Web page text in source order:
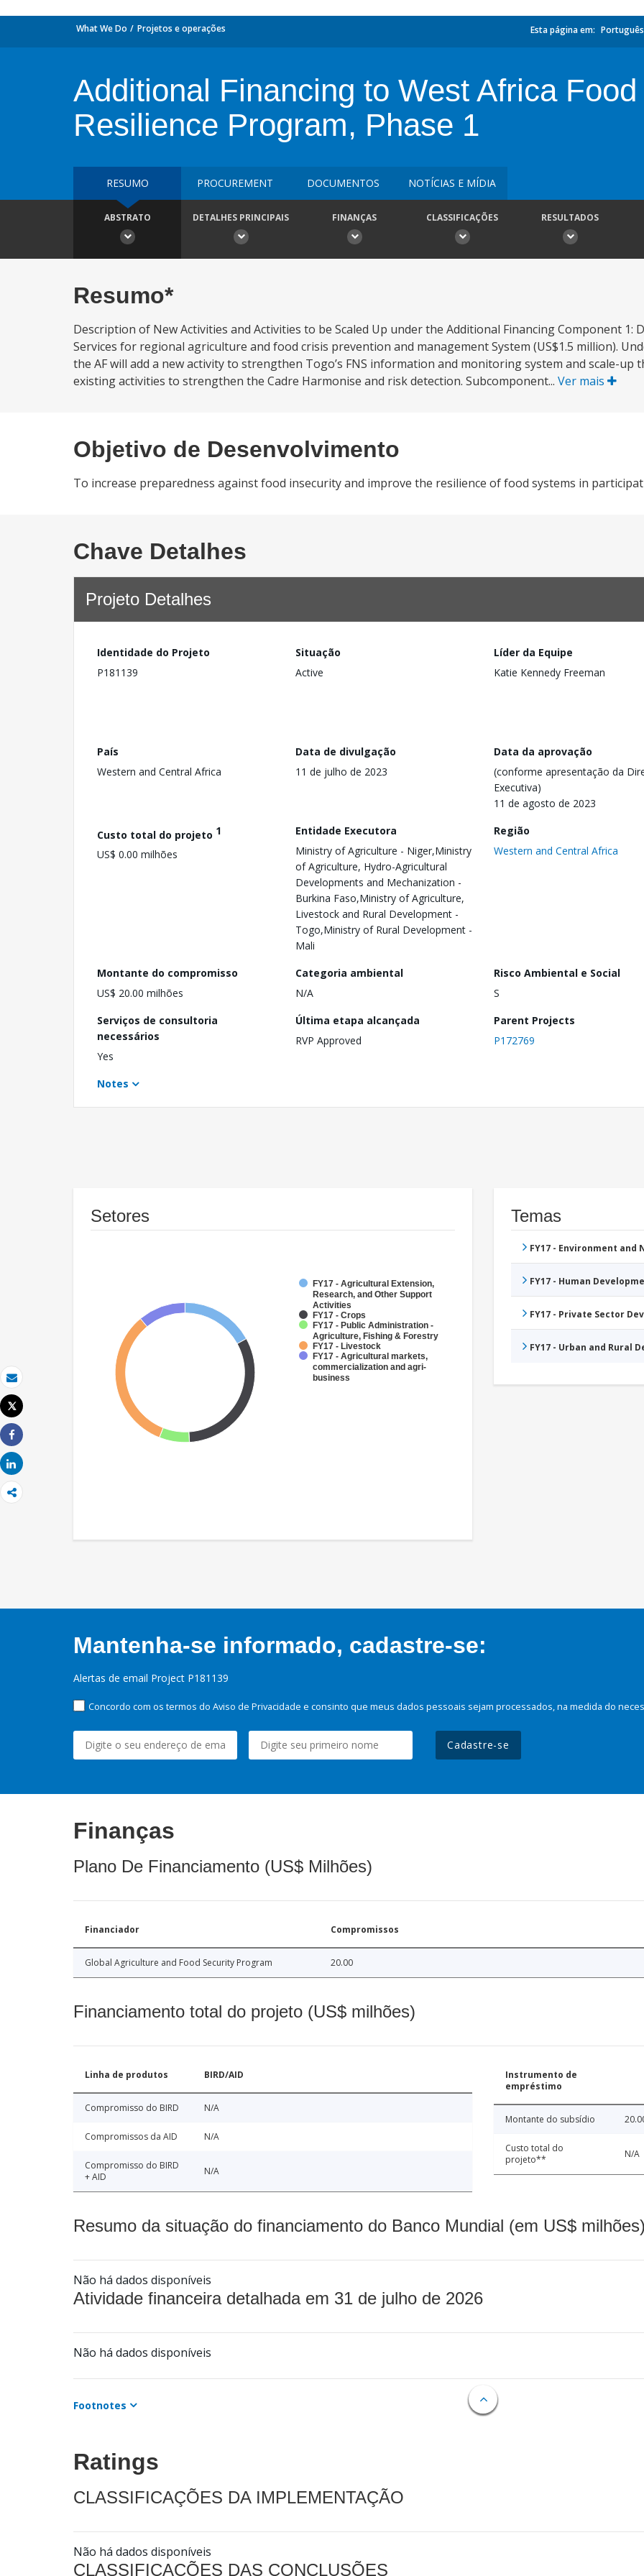
Email
Imprimir
Tweet
Share
Share
What We Do Projetos e operações Esta página em: Português
Additional Financing to West Africa
Resilience Program, Phase 1
RESUMO PROCUREMENT DOCUMENTOS NOTÍCIAS E MÍDIA
ABSTRATO DETALHES PRINCIPAIS FINANÇAS CLASSIFICAÇÕES RESULTADOS
Resumo*
Description of New Activities and Activities to be Scaled Up under the Additional Financing Component 1:
Services for regional agriculture and food crisis prevention and management System (US$1.5 million).
the AF will add a new activity to strengthen Togo’s FNS information and monitoring system and scale-up
existing activities to strengthen the Cadre Harmonise and risk detection. Subcomponent... Ver mais
Objetivo de Desenvolvimento
To increase preparedness against food insecurity and improve the resilience of food systems in
Chave Detalhes
Projeto Detalhes
Identidade do Projeto
P181139
Situação
Active
Líder da Equipe
Katie Kennedy Freeman
País
Western and Central Africa
Data de divulgação
11 de julho de 2023
Data da aprovação
(conforme apresentação da
Executiva)
11 de agosto de 2023
Custo total do projeto 1
US$ 0.00 milhões
Entidade Executora
Ministry of Agriculture - Niger,Ministry
of Agriculture, Hydro-Agricultural
Developments and Mechanization -
Burkina Faso,Ministry of Agriculture,
Livestock and Rural Development -
Togo,Ministry of Rural Development -
Mali
Região
Western and Central Africa
Montante do compromisso
US$ 20.00 milhões
Categoria ambiental
N/A
Risco Ambiental e Social
S
Serviços de consultoria
necessários
Yes
Última etapa alcançada
RVP Approved
Parent Projects
P172769
Notes
Setores
FY17 - Agricultural Extension,
Research, and Other Support
Activities
FY17 - Crops
FY17 - Public Administration -
Agriculture, Fishing & Forestry
FY17 - Livestock
FY17 - Agricultural markets,
commercialization and agri-
business
Temas
FY17 - Environment
FY17 - Human
FY17 - Private Sector
FY17 - Urban and Rural
Mantenha-se informado, cadastre-se:
Alertas de email Project P181139
Concordo com os termos do Aviso de Privacidade e consinto que meus dados pessoais sejam processados, na medida do
Cadastre-se
Finanças
Plano De Financiamento (US$ Milhões)
Financiador Compromissos
Global Agriculture and Food Security Program 20.00
Financiamento total do projeto (US$ milhões)
Linha de produtos BIRD/AID
Compromisso do BIRD N/A
Compromissos da AID N/A
Compromisso do BIRD
+ AID
N/A
Instrumento de
empréstimo
Montante do subsídio
Custo total do
projeto**
N/A
Resumo da situação do financiamento do Banco Mundial (em US$
Não há dados disponíveis
Atividade financeira detalhada em 31 de julho de 2026
Não há dados disponíveis
Footnotes
Ratings
CLASSIFICAÇÕES DA IMPLEMENTAÇÃO
Não há dados disponíveis
CLASSIFICAÇÕES DAS CONCLUSÕES